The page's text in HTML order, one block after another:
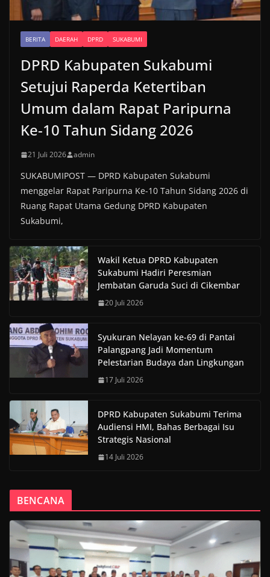
BERITA DAERAH DPRD SUKABUMI
DPRD Kabupaten Sukabumi
Setujui Raperda Ketertiban
Umum dalam Rapat Paripurna
Ke-10 Tahun Sidang 2026
21 Juli 2026 admin
SUKABUMIPOST — DPRD Kabupaten Sukabumi
menggelar Rapat Paripurna Ke-10 Tahun Sidang 2026 di
Ruang Rapat Utama Gedung DPRD Kabupaten
Sukabumi,
Wakil Ketua DPRD Kabupaten
Sukabumi Hadiri Peresmian
Jembatan Garuda Suci di Cikembar
20 Juli 2026
Syukuran Nelayan ke-69 di Pantai
Palangpang Jadi Momentum
Pelestarian Budaya dan Lingkungan
17 Juli 2026
DPRD Kabupaten Sukabumi Terima
Audiensi HMI, Bahas Berbagai Isu
Strategis Nasional
14 Juli 2026
BENCANA